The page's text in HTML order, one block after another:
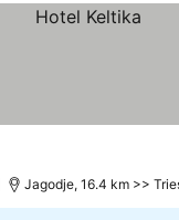
Jagodje, 16.4 km >>